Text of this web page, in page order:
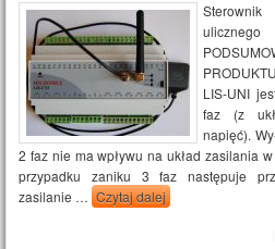
LIS-UNI
faz (z
napięć).
2 faz nie ma wpływu na układ zasilania
przypadku zaniku 3 faz następuje
zasilanie … Czytaj dalej